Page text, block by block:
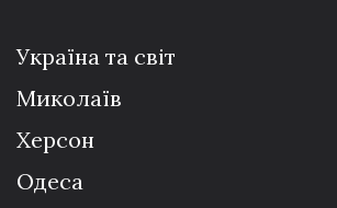
Україна та світ
Миколаїв
Херсон
Одеса